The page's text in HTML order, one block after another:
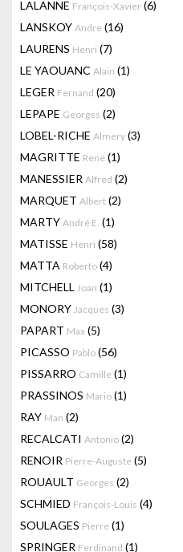
LALANNE François-Xavier (6)
LANSKOY Andre (16)
LAURENS Henri (7)
LE YAOUANC Alain (1)
LEGER Fernand (20)
LEPAPE Georges (2)
LOBEL-RICHE Almery (3)
MAGRITTE Rene (1)
MANESSIER Alfred (2)
MARQUET Albert (2)
MARTY André E. (1)
MATISSE Henri (58)
MATTA Roberto (4)
MITCHELL Joan (1)
MONORY Jacques (3)
PAPART Max (5)
PICASSO Pablo (56)
PISSARRO Camille (1)
PRASSINOS Mario (1)
RAY Man (2)
RECALCATI Antonio (2)
RENOIR Pierre-Auguste (5)
ROUAULT Georges (2)
SCHMIED François-Louis (4)
SOULAGES Pierre (1)
SPRINGER Ferdinand (1)